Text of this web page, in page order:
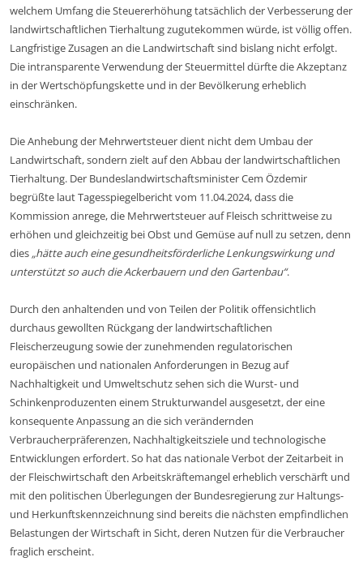
welchem Umfang die Steuererhöhung tatsächlich der Verbesserung der
landwirtschaftlichen Tierhaltung zugutekommen würde, ist völlig offen.
Langfristige Zusagen an die Landwirtschaft sind bislang nicht erfolgt.
Die intransparente Verwendung der Steuermittel dürfte die Akzeptanz
in der Wertschöpfungskette und in der Bevölkerung erheblich
einschränken.
Die Anhebung der Mehrwertsteuer dient nicht dem Umbau der
Landwirtschaft, sondern zielt auf den Abbau der landwirtschaftlichen
Tierhaltung. Der Bundeslandwirtschaftsminister Cem Özdemir
begrüßte laut Tagesspiegelbericht vom 11.04.2024, dass die
Kommission anrege, die Mehrwertsteuer auf Fleisch schrittweise zu
erhöhen und gleichzeitig bei Obst und Gemüse auf null zu setzen, denn
dies „hätte auch eine gesundheitsförderliche Lenkungswirkung und
unterstützt so auch die Ackerbauern und den Gartenbau“.
Durch den anhaltenden und von Teilen der Politik offensichtlich
durchaus gewollten Rückgang der landwirtschaftlichen
Fleischerzeugung sowie der zunehmenden regulatorischen
europäischen und nationalen Anforderungen in Bezug auf
Nachhaltigkeit und Umweltschutz sehen sich die Wurst- und
Schinkenproduzenten einem Strukturwandel ausgesetzt, der eine
konsequente Anpassung an die sich verändernden
Verbraucherpräferenzen, Nachhaltigkeitsziele und technologische
Entwicklungen erfordert. So hat das nationale Verbot der Zeitarbeit in
der Fleischwirtschaft den Arbeitskräftemangel erheblich verschärft und
mit den politischen Überlegungen der Bundesregierung zur Haltungs-
und Herkunftskennzeichnung sind bereits die nächsten empfindlichen
Belastungen der Wirtschaft in Sicht, deren Nutzen für die Verbraucher
fraglich erscheint.